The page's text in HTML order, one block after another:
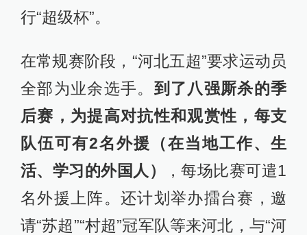
行“超级杯”。
在常规赛阶段，“河北五超”要求运动员
全部为业余选手。 到了八强厮杀的季
后赛，为提高对抗性和观赏性，每支
队伍可有2名外援（在当地工作、生
活、学习的外国人）
，每场比赛可遣1
名外援上阵。还计划举办擂台赛，邀
请“苏超”“村超”冠军队等来河北，与“河